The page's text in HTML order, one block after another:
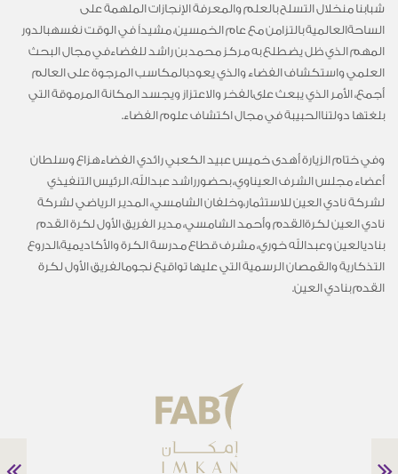
شبابنا منخلالالتسلحبالعلموالمعرفةالإنجازات الملهمة على
الساحةالعالميةبالتزامنمع عامالخمسين،مشيداً فيالوقتنفسهبالدور
المهمالذيظليضطلعبهمركز محمد بنراشد للفضاءفيمجالالبحث
العلميواستكشافالفضاء والذييعودبالمكاسبالمرجوة علىالعالم
أجمع،الأمر الذييبعث علىالفخر والاعتزاز ويجسد المكانةالمرموقةالتي
بلغتها دولتناالحبيبةفيمجالاكتشاف علومالفضاء.
وفيختامالزيارة أهدىخميس عبيد الكعبيرائديالفضاءهزاع وسلطان
أعضاء مجلسالشرفالعيناوي،بحضورراشد عبدالله،الرئيسالتنفيذي
لشركةناديالعينللاستثمار،وخلفانالشامسي،المدير الرياضيلشركة
ناديالعينلكرةالقدموأحمد الشامسي،مدير الفريقالأوللكرةالقدم
بنادي العينوعبداللهخوري،مشرفقطاعمدرسةالكرةوالأكاديمية،الدروع
التذكاريةوالقمصانالرسميةالتي عليها تواقيعنجوم الفريقالأوللكرة
القدمبناديالعين.